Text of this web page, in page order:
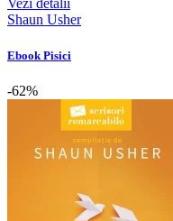
Vezi detalii
Shaun Usher
Ebook Pisici
-62%